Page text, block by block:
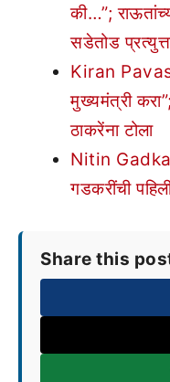
की…”;
सडेतोड
Kiran
मुख्यमंत्री
ठाकरेंना टोला
Nitin Gadkari
गडकरींची
Share this